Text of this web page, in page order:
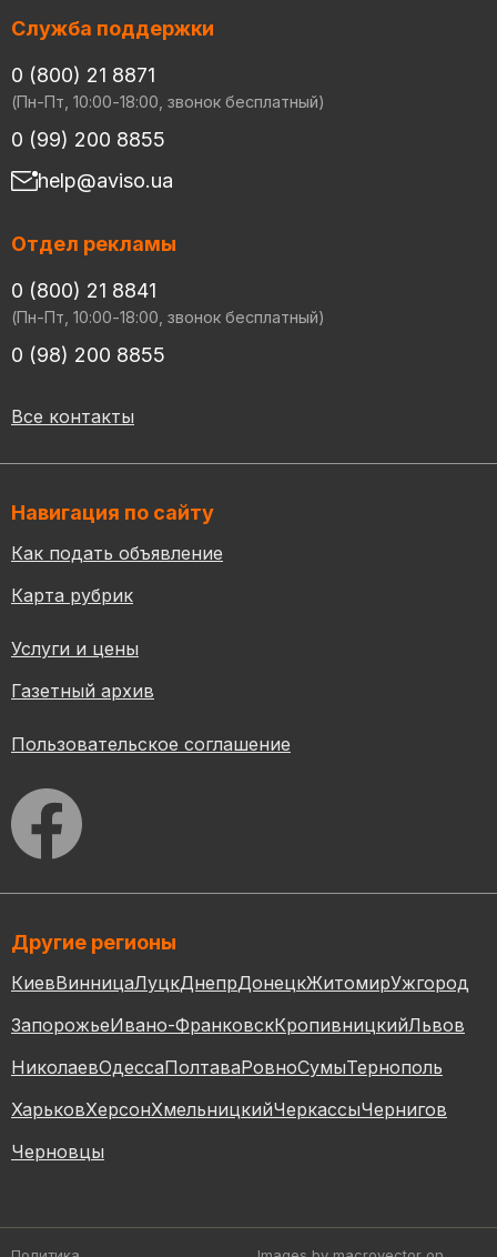
Служба поддержки
0 (800) 21 8871
(Пн-Пт, 10:00-18:00, звонок бесплатный)
0 (99) 200 8855
help@aviso.ua
Отдел рекламы
0 (800) 21 8841
(Пн-Пт, 10:00-18:00, звонок бесплатный)
0 (98) 200 8855
Все контакты
Навигация по сайту
Как подать объявление
Карта рубрик
Услуги и цены
Газетный архив
Пользовательское соглашение
Другие регионы
КиевВинницаЛуцкДнепрДонецкЖитомирУжгород
ЗапорожьеИвано-ФранковскКропивницкийЛьвов
НиколаевОдессаПолтаваРовноСумыТернополь
ХарьковХерсонХмельницкийЧеркассыЧернигов
Черновцы